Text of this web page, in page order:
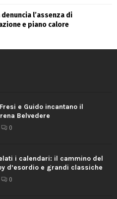
l’assenza di
e piano calore
e Guido incantano il
Belvedere
0
i calendari: il cammino del
d’esordio e grandi classiche
0